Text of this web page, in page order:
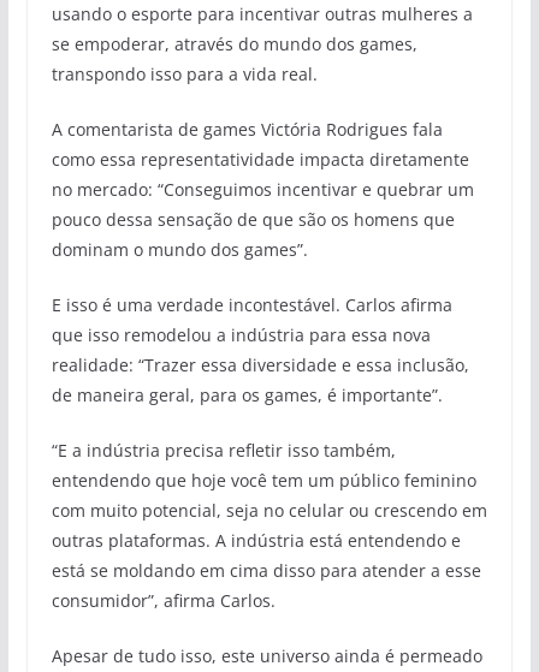
usando o esporte para incentivar outras mulheres a
se empoderar, através do mundo dos games,
transpondo isso para a vida real.
A comentarista de games Victória Rodrigues fala
como essa representatividade impacta diretamente
no mercado: “Conseguimos incentivar e quebrar um
pouco dessa sensação de que são os homens que
dominam o mundo dos games”.
E isso é uma verdade incontestável. Carlos afirma
que isso remodelou a indústria para essa nova
realidade: “Trazer essa diversidade e essa inclusão,
de maneira geral, para os games, é importante”.
“E a indústria precisa refletir isso também,
entendendo que hoje você tem um público feminino
com muito potencial, seja no celular ou crescendo em
outras plataformas. A indústria está entendendo e
está se moldando em cima disso para atender a esse
consumidor”, afirma Carlos.
Apesar de tudo isso, este universo ainda é permeado